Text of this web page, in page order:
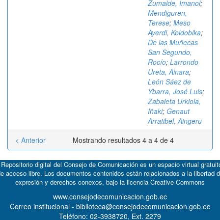
Zumalde, Imanol;
Mendiguren,
Terese; Meso
Ayerdi, Koldobika;
De las Muñecas
San Segundo,
Rocío; Larrondo
Ureta, Ainara;
León Sáez de
Ybarra, José Luis;
Zabaleta Urkiola,
Iñaki; Genaut
Arratibel, Aingeru
Mostrando resultados 4 a 4 de 4
< Anterior
digital del Consejo de Comunicación es un espacio virtual
acceso libre. Los documentos contenidos están relacionados a la libertad
expresión y derechos conexos, bajo la licencia Creative Commons
www.consejodecomunicacion.gob.ec
Correo institucional - biblioteca@consejodecomunicacion.gob.ec
Teléfono: 02-3938720, Ext. 2279